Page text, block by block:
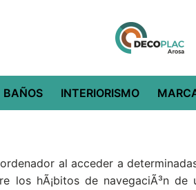
BAÑOS INTERIORISMO
al acceder a
los hÃ¡bitos de navegaciÃ³n